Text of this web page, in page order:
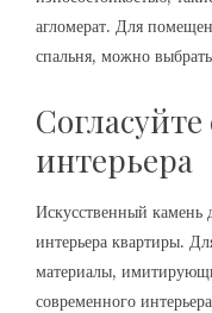
агломерат. Для
спальня, можно
интерьера
Искусственный камень
интерьера квартиры.
материалы,
современного